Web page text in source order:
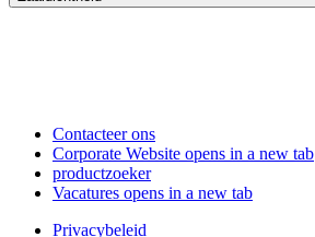
Contacteer ons
Corporate Website opens in a new tab
productzoeker
Vacatures opens in a new tab
Privacybeleid